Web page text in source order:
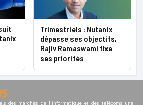
Trimestriels : Nutanix
dépasse ses objectifs,
Rajiv Ramaswami fixe
ses priorités
des marchés de l'informatique et des télécoms une